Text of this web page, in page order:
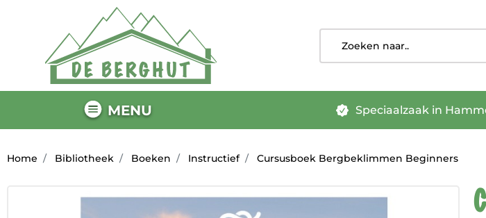
MENU Speciaalzaak in
Home Bibliotheek Boeken Instructief Cursusboek Bergbeklimmen Beginners